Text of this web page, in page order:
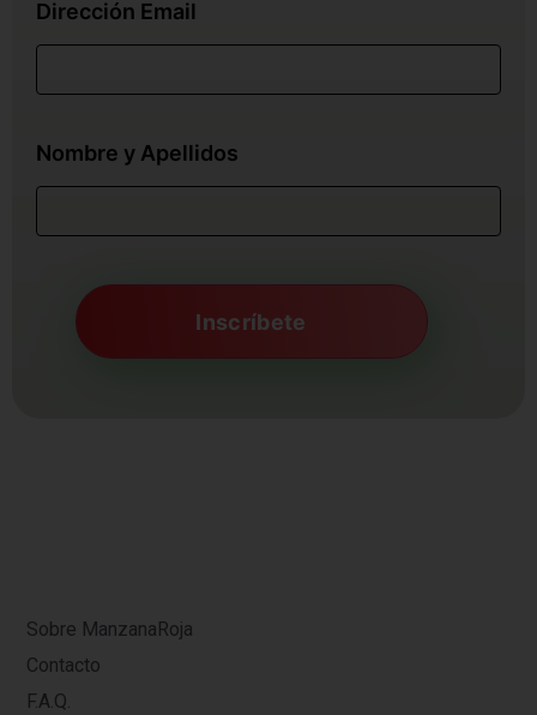
Dirección Email
Nombre y Apellidos
Sobre ManzanaRoja
Contacto
F.A.Q.